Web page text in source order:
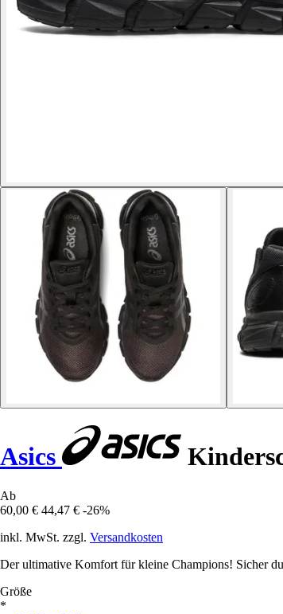
Asics
Ab
60,00 € 44,47 € -26%
inkl. MwSt. zzgl. Versandkosten
Der ultimative Komfort für kleine Champions! Sicher
Größe
*